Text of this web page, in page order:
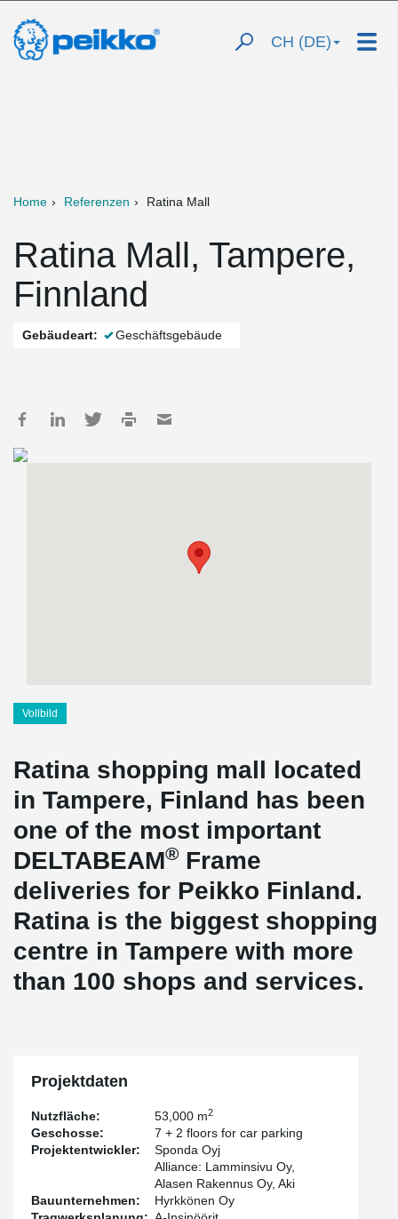
CH (DE)
Home Referenzen Ratina Mall
Ratina Mall, Tampere,
Finnland
Gebäudeart: Geschäftsgebäude
Vollbild
Ratina shopping mall located
in Tampere, Finland has been
one of the most important
DELTABEAM® Frame
deliveries for Peikko Finland.
Ratina is the biggest shopping
centre in Tampere with more
than 100 shops and services.
Projektdaten
Nutzfläche: 53,000 m2
Geschosse:
7 + 2 floors for car parking
Projektentwickler:
Sponda Oyj
Bauunternehmen:
Alliance: Lamminsivu Oy,
Alasen Rakennus Oy, Aki
Hyrkkönen Oy